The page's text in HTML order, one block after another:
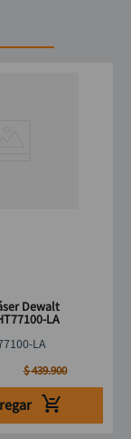
Dewalt
LA
LA
$439.900